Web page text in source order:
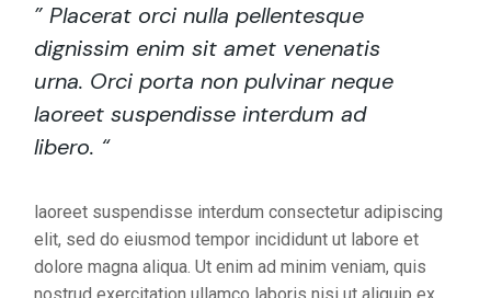
” Placerat orci nulla pellentesque
dignissim enim sit amet venenatis
urna. Orci porta non pulvinar neque
laoreet suspendisse interdum ad
libero. “
laoreet suspendisse interdum consectetur adipiscing
elit, sed do eiusmod tempor incididunt ut labore et
dolore magna aliqua. Ut enim ad minim veniam, quis